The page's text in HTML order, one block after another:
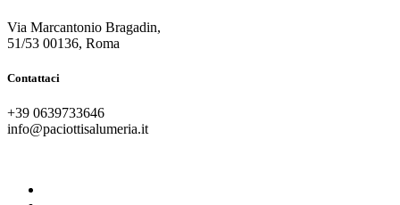
Via Marcantonio Bragadin,
51/53 00136, Roma
Contattaci
+39 0639733646
info@paciottisalumeria.it